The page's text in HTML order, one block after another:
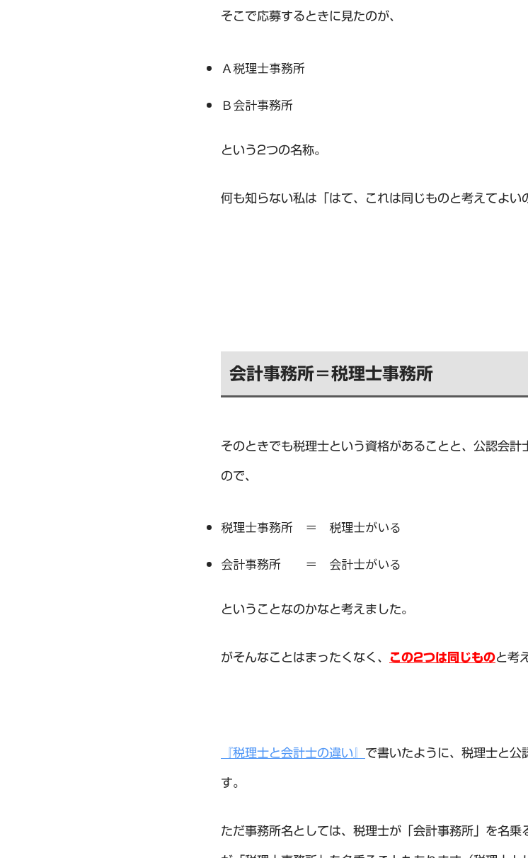
そこで応募するときに見たのが、
Ａ税理士事務所
Ｂ会計事務所
という2つの名称。
何も知らない私は「はて、これは同じものと考えてよい
会計事務所＝税理士事務所
そのときでも税理士という資格があることと、公認会
ので、
税理士事務所 ＝ 税理士がいる
会計事務所 ＝ 会計士がいる
ということなのかなと考えました。
がそんなことはまったくなく、 この2つは同じものと考
『税理士と会計士の違い』 で書いたように、税理士と公
す。
ただ事務所名としては、税理士が「会計事務所」を名